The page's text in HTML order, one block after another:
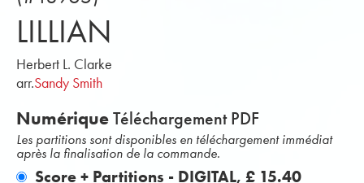
LILLIAN
Herbert L. Clarke
arr.Sandy Smith
NumériqueTéléchargement PDF
Les partitions sont disponibles en téléchargement immédiat
après la finalisation de la commande.
Score + Partitions - DIGITAL, £ 15.40